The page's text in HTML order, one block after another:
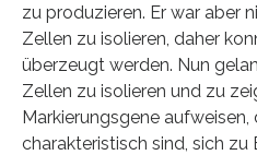
zu produzieren. Er war aber
Zellen zu isolieren, daher
überzeugt werden. Nun
Zellen zu isolieren und zu
Markierungsgene
charakteristisch sind, sich zu